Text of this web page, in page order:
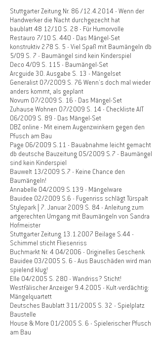
Stuttgarter Zeitung Nr. 86 /12.4.2014 - Wenn der
Handwerker die Nacht durchgezecht hat
baublatt 48 12/10 S. 28 - Für Humorvolle
Restauro 7/10 S. 440 - Das Mängel-Set
konstruktiv 278 S. 5 - Viel Spaß mit Baumängeln db
5/09 S. 7 - Baumängel sind kein Kinderspiel
Deco 4/09 S. 115 - Baumängel-Set
Arcguide 30. Ausgabe S. 13 - Mängelset
Generalist 07/2009 S. 76 Wenn's doch mal wieder
anders kommt, als geplant
Novum 07/2009 S. 16 - Das Mängel-Set
Zuhause Wohnen 07/2009 S. 14 - Checkliste AIT
06/2009 S. 89 - Das Mängel-Set
DBZ online - Mit einem Augenzwinkern gegen den
Pfusch am Bau
Page 06/2009 S.11 - Bauabnahme leicht gemacht
db deutsche Bauzeitung 05/2009 S.7 - Baumängel
sind kein Kinderspiel
Bauwelt 13/2009 S.7 - Keine Chance den
Baumängeln!
Annabelle 04/2009 S.139 - Mängelware
Bauidee 02/2009 S.6 - Fugenriss schlägt Türspalt
Stylepark | 7. Januar 2009 S. 84 - Anleitung zum
artgerechten Umgang mit Baumängeln von Sandra
Hofmeister
Stuttgarter Zeitung 13.1.2007 Beilage S.44 -
Schimmel sticht Fliesenriss
Buchmarkt Nr. 4 04/2006 - Originelles Geschenk
Bauidee 03/2005 S. 6 - Aus Bauschäden wird man
spielend klug!
Elle 04/2005 S. 280 - Wandriss? Sticht!
Westfälischer Anzeiger 9.4.2005 - Kult-verdächtig:
Mängelquartett
Deutsches Baublatt 311/2005 S. 32 - Spielplatz
Baustelle
House & More 01/2005 S. 6 - Spielerischer Pfusch
am Bau